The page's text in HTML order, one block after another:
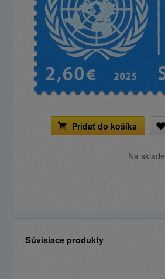
Pridať do košíka
Na sklade
Súvisiace produkty